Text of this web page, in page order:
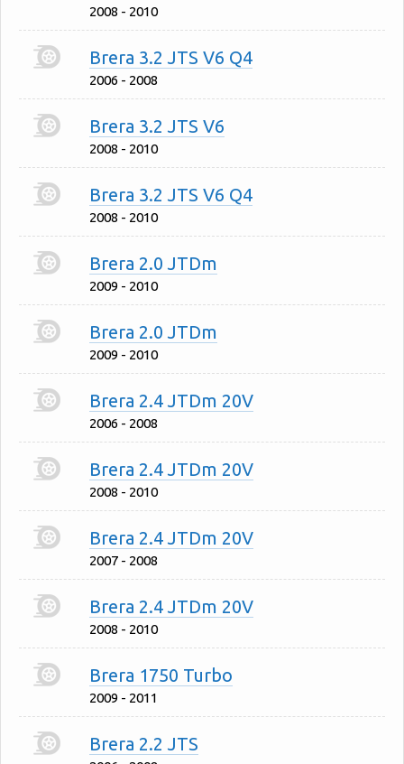
2008 - 2010
Brera 3.2 JTS V6 Q4
2006 - 2008
Brera 3.2 JTS V6
2008 - 2010
Brera 3.2 JTS V6 Q4
2008 - 2010
Brera 2.0 JTDm
2009 - 2010
Brera 2.0 JTDm
2009 - 2010
Brera 2.4 JTDm 20V
2006 - 2008
Brera 2.4 JTDm 20V
2008 - 2010
Brera 2.4 JTDm 20V
2007 - 2008
Brera 2.4 JTDm 20V
2008 - 2010
Brera 1750 Turbo
2009 - 2011
Brera 2.2 JTS